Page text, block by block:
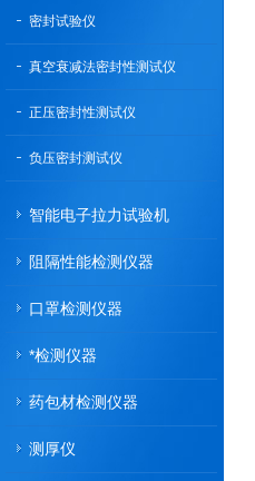
密封试验仪
真空衰减法密封性测试仪
正压密封性测试仪
负压密封测试仪
智能电子拉力试验机
阻隔性能检测仪器
口罩检测仪器
*检测仪器
药包材检测仪器
测厚仪